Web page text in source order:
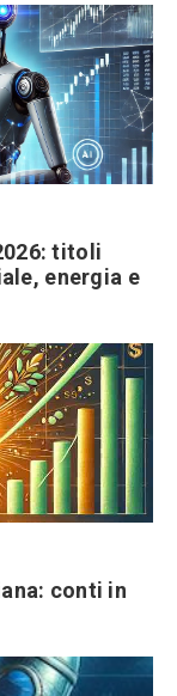
titoli
energia e
conti in